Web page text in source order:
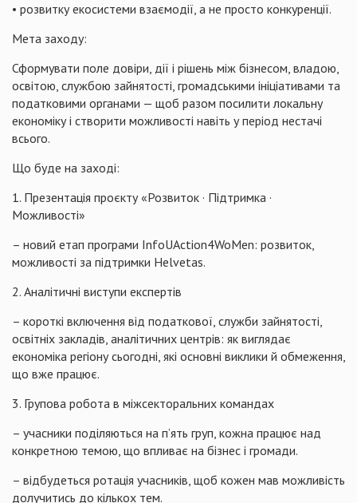
• розвитку екосистеми взаємодії, а не просто конкуренції.
Мета заходу:
Сформувати поле довіри, дії і рішень між бізнесом, владою,
освітою, службою зайнятості, громадськими ініціативами та
податковими органами — щоб разом посилити локальну
економіку і створити можливості навіть у період нестачі
всього.
Що буде на заході:
1. Презентація проєкту «Розвиток · Підтримка ·
Можливості»
– новий етап програми InfoUAction4WoMen: розвиток,
можливості за підтримки Helvetas.
2. Аналітичні виступи експертів
– короткі включення від податкової, служби зайнятості,
освітніх закладів, аналітичних центрів: як виглядає
економіка регіону сьогодні, які основні виклики й обмеження,
що вже працює.
3. Групова робота в міжсекторальних командах
– учасники поділяються на п’ять груп, кожна працює над
конкретною темою, що впливає на бізнес і громади.
– відбудеться ротація учасників, щоб кожен мав можливість
долучитись до кількох тем.